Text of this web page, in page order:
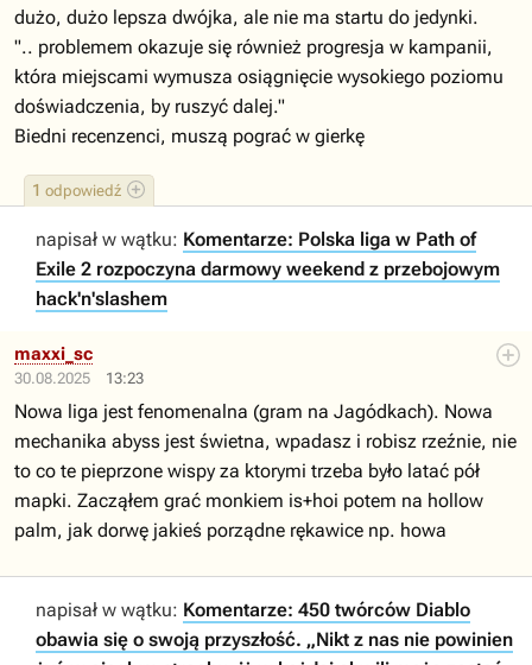
1 odpowiedź
dużo, dużo lepsza dwójka, ale nie ma startu do jedynki.
".. problemem okazuje się również progresja w kampanii,
która miejscami wymusza osiągnięcie wysokiego poziomu
doświadczenia, by ruszyć dalej."
Biedni recenzenci, muszą pograć w gierkę
napisał w wątku: Komentarze: Polska liga w Path of
Exile 2 rozpoczyna darmowy weekend z przebojowym
hack'n'slashem
30.08.2025 13:23
maxxi_sc
Nowa liga jest fenomenalna (gram na Jagódkach). Nowa
mechanika abyss jest świetna, wpadasz i robisz rzeźnie, nie
to co te pieprzone wispy za ktorymi trzeba było latać pół
mapki. Zacząłem grać monkiem is+hoi potem na hollow
palm, jak dorwę jakieś porządne rękawice np. howa
napisał w wątku: Komentarze: 450 twórców Diablo
obawia się o swoją przyszłość. „Nikt z nas nie powinien